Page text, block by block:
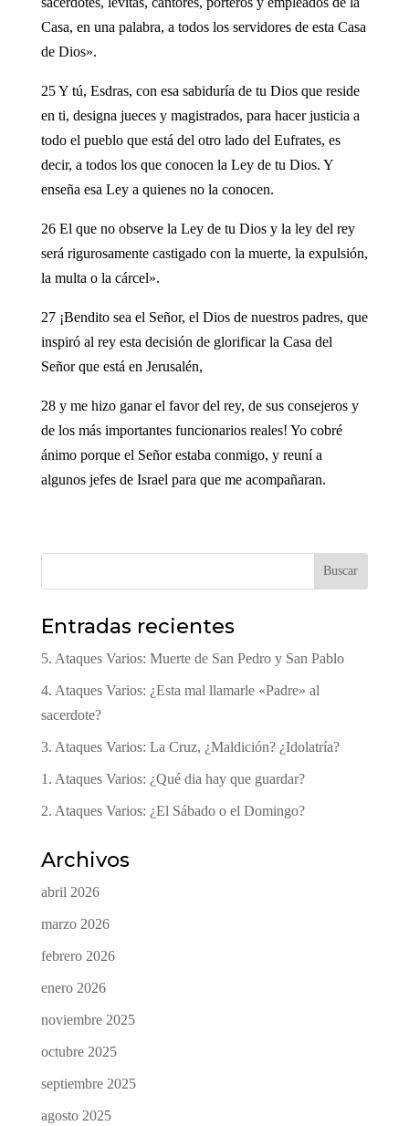
Casa, en una palabra, a todos los servidores de esta Casa
de Dios».
25 Y tú, Esdras, con esa sabiduría de tu Dios que reside
en ti, designa jueces y magistrados, para hacer justicia a
todo el pueblo que está del otro lado del Eufrates, es
decir, a todos los que conocen la Ley de tu Dios. Y
enseña esa Ley a quienes no la conocen.
26 El que no observe la Ley de tu Dios y la ley del rey
será rigurosamente castigado con la muerte, la expulsión,
la multa o la cárcel».
27 ¡Bendito sea el Señor, el Dios de nuestros padres, que
inspiró al rey esta decisión de glorificar la Casa del
Señor que está en Jerusalén,
28 y me hizo ganar el favor del rey, de sus consejeros y
de los más importantes funcionarios reales! Yo cobré
ánimo porque el Señor estaba conmigo, y reuní a
algunos jefes de Israel para que me acompañaran.
Buscar
Entradas recientes
5. Ataques Varios: Muerte de San Pedro y San Pablo
4. Ataques Varios: ¿Esta mal llamarle «Padre» al
sacerdote?
3. Ataques Varios: La Cruz, ¿Maldición? ¿Idolatría?
1. Ataques Varios: ¿Qué dia hay que guardar?
2. Ataques Varios: ¿El Sábado o el Domingo?
Archivos
abril 2026
marzo 2026
febrero 2026
enero 2026
noviembre 2025
octubre 2025
septiembre 2025
agosto 2025